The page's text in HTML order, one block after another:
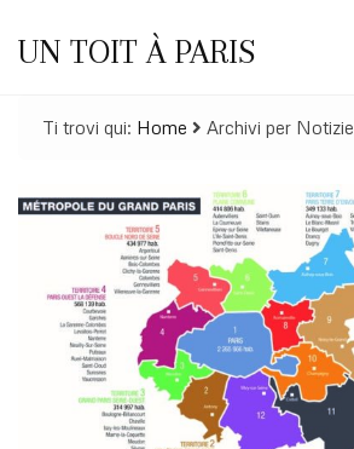
UN TOIT À PARIS
Ti trovi qui: Home Archivi per Notizie